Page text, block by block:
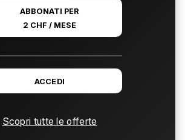
ABBONATI PER
2 CHF / MESE
ACCEDI
Scopri tutte le offerte